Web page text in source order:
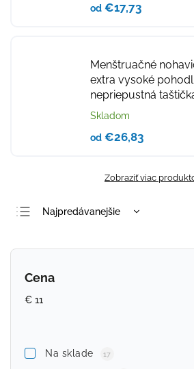
od €17,73
Menštruačné
extra vysoké
nepriepustná
Skladom
od €26,83
Zobraziť viac
Najpredávanejšie
Abecedne
Cena
€ 11
Na sklade 17